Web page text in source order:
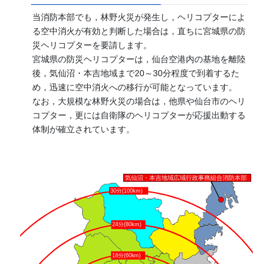
当消防本部でも，林野火災が発生し，ヘリコプターによ
る空中消火が有効と判断した場合は，直ちに宮城県の防
災ヘリコプターを要請します。
宮城県の防災ヘリコプターは，仙台空港内の基地を離陸
後，気仙沼・本吉地域まで20～30分程度で到着するた
め，迅速に空中消火への移行が可能となっています。
なお，大規模な林野火災の場合は，他県や仙台市のヘリ
コプター，更には自衛隊のヘリコプターが応援出動する
体制が確立されています。